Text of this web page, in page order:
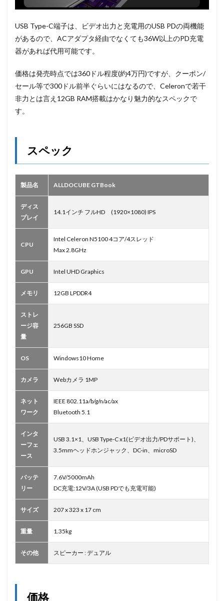
USB Type-C端子は、ビデオ出力と充電用のUSB PDの両機能
があるので、ACアダプタ経由でなくても36W以上のPD充電
器があれば代用可能です。
価格は発売時点では360ドル程度(約4万円)ですが、クーポン/
セール等で300ドル前半ぐらいにはなるので、Celeronで若干
非力とは言え12GB RAM搭載はかなり魅力的なスペックで
す。
スペック
製品名 ALLDOCUBE GTBook
ディス
プレイ
14.1インチ フルHD (1920×1080) IPS
CPU
Intel Celeron N5100 4コア/4スレッド
Max 2.8GHz
GPU Intel UHD Graphics
メモリ 12GB LPDDR4
ストレ
ージ容
量
256GB SSD
OS Windows10 Home
カメラ Webカメラ 1MP
ネット
ワーク
IEEE 802.11a/b/g/n/ac/ax
Bluetooth 5.1
インタ
ーフェ
ース
USB 3.1×1、USB Type-C x1(ビデオ出力/PDサポート)、
3.5mmヘッドホンジャック、DC-in、microSD
バッテ
リー
7.6V/5000mAh
DC充電:12V/3A (USB PDでも充電可能)
サイズ 207 x 323 x 17 cm
重量 1.35kg
その他 スピーカー : デュアル
価格